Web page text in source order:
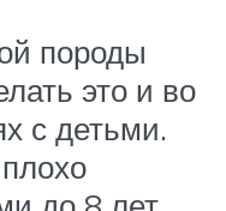
породы
это и во
с детьми.